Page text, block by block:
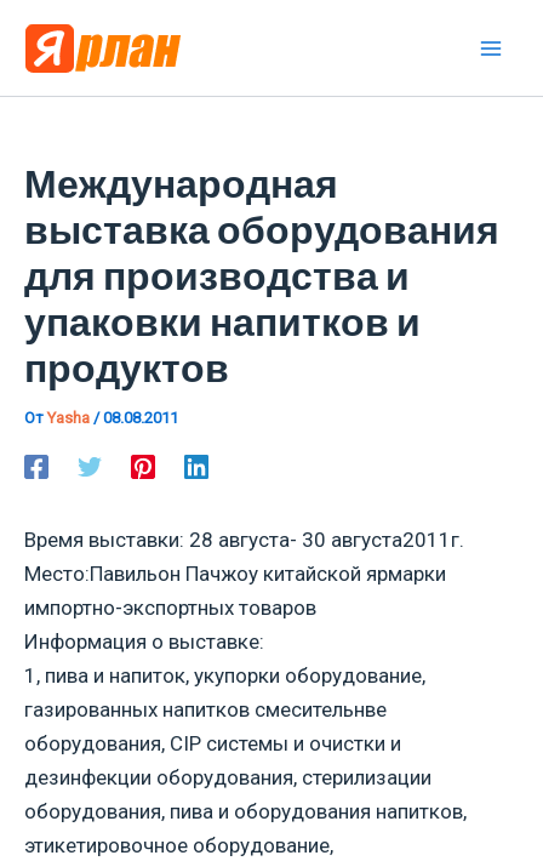
Международная
выставка оборудования
для производства и
упаковки напитков и
продуктов
ОтYasha /08.08.2011
Время выставки: 28 августа- 30 августа2011г.
Место:Павильон Пачжоу китайской ярмарки
импортно-экспортных товаров
Информация о выставке:
1, пива и напиток, укупорки оборудование,
газированных напитков смесительнве
оборудования, CIP системы и очистки и
дезинфекции оборудования, стерилизации
оборудования, пива и оборудования напитков,
этикетировочное оборудование,